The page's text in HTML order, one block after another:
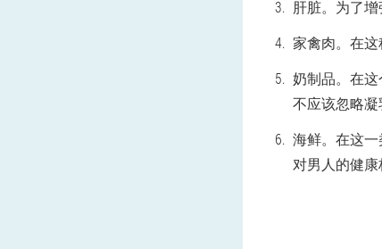
肝脏。为了
家禽肉。在这
奶制品。在
不应该忽略凝
海鲜。在这
对男人的健康